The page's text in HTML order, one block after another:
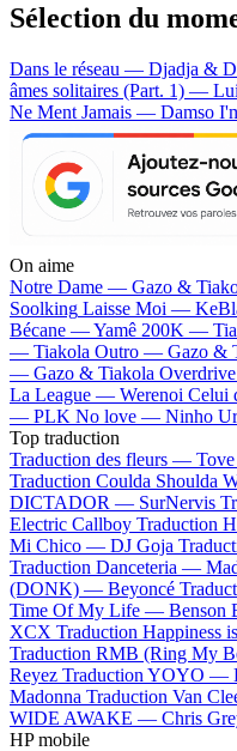
Sélection du
Dans le réseau — Djadja &
âmes solitaires (Part. 1) —
Ne Ment Jamais — Damso
On aime
Notre Dame — Gazo &
Soolking Laisse Moi —
Bécane —Yamê 200K —
— Tiakola Outro — Gazo &
— Gazo & Tiakola
La League — Werenoi Celui
— PLK No love — Ninho
Top traduction
Traduction des fleurs —
Traduction Coulda Shoulda
DICTADOR — SurNervis
Electric Callboy Traduction
Mi Chico — DJ Goja
Traduction Danceteria —
(DONK) — Beyoncé
Time Of My Life — Benson
XCX Traduction Happiness
Traduction RMB (Ring My
Reyez Traduction YOYO —
Madonna Traduction Van
WIDE AWAKE — Chris
HP mobile